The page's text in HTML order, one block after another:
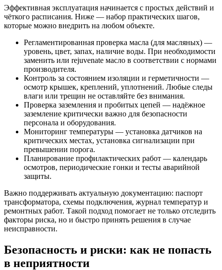
Эффективная эксплуатация начинается с простых действий и
чёткого расписания. Ниже — набор практических шагов,
которые можно внедрить на любом объекте.
Регламентированная проверка масла (для масляных) —
уровень, цвет, запах, наличие воды. При необходимости
заменить или rejuvenate масло в соответствии с нормами
производителя.
Контроль за состоянием изоляции и герметичности —
осмотр крышек, креплений, уплотнений. Любые следы
влаги или трещин не оставляйте без внимания.
Проверка заземления и пробитых цепей — надёжное
заземление критически важно для безопасности
персонала и оборудования.
Мониторинг температуры — установка датчиков на
критических местах, установка сигнализации при
превышении порога.
Планирование профилактических работ — календарь
осмотров, периодические гонки и тесты аварийной
защиты.
Важно поддерживать актуальную документацию: паспорт
трансформатора, схемы подключения, журнал температур и
ремонтных работ. Такой подход помогает не только отследить
факторы риска, но и быстро принять решения в случае
неисправности.
Безопасность и риски: как не попасть
в неприятности